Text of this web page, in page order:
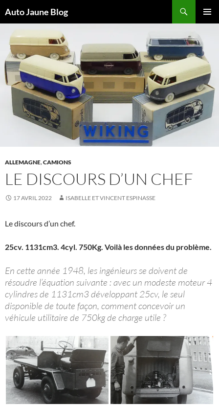
Auto Jaune Blog
CONTENU
ALLEMAGNE,CAMIONS
LE DISCOURS D’UN CHEF
17 AVRIL 2022 ISABELLE ET VINCENT ESPINASSE
Le discours d’un chef.
25cv. 1131cm3. 4cyl. 750Kg. Voilà les données du problème.
En cette année 1948, les ingénieurs se doivent de
résoudre l’équation suivante : avec un modeste moteur 4
cylindres de 1131cm3 développant 25cv, le seul
disponible de toute façon, comment concevoir un
véhicule utilitaire de 750kg de charge utile ?